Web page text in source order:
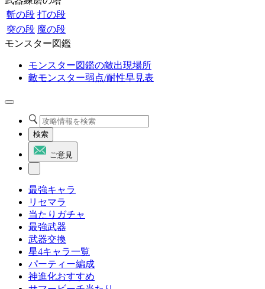
斬の段 打の段
突の段 魔の段
モンスター図鑑
モンスター図鑑の敵出現場所
敵モンスター弱点/耐性早見表
検索
ご意見
最強キャラ
リセマラ
当たりガチャ
最強武器
武器交換
星4キャラ一覧
パーティー編成
神進化おすすめ